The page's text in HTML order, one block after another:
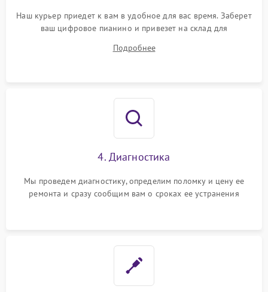
Наш курьер приедет к вам в удобное для вас время. Заберет
ваш цифровое пианино и привезет на склад для
Подробнее
4. Диагностика
Мы проведем диагностику, определим поломку и цену ее
ремонта и сразу сообщим вам о сроках ее устранения